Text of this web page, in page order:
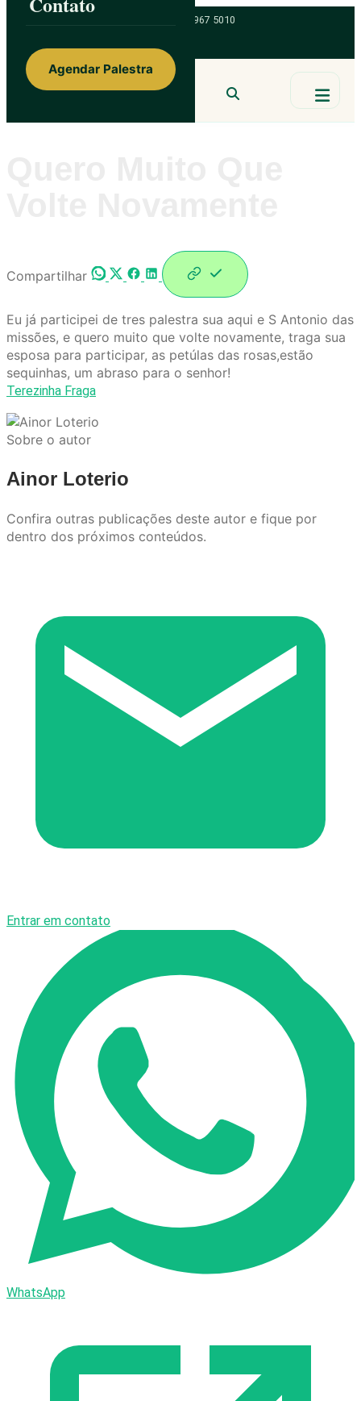
content
47 9 9967 5010
Ainor Lotério
Agendar Palestra
Compartilhar
Eu já participei de tres palestra sua aqui e S Antonio das
missões, e quero muito que volte novamente, traga sua
esposa para participar, as petúlas das rosas,estão
sequinhas, um abraso para o senhor!
Terezinha Fraga
Sobre o autor
Ainor Loterio
Confira outras publicações deste autor e fique por
dentro dos próximos conteúdos.
Entrar em contato
WhatsApp